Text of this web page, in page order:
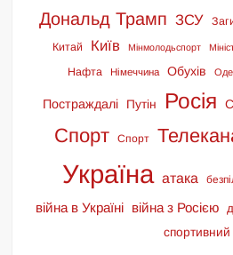
Дональд Трамп ЗСУ
Китай Київ Мінмолодьспорт
Нафта Німеччина Обухів
Постраждалі Путін Росія
Спорт Спорт
Україна атака
війна в Україні війна з Росією
спортивний